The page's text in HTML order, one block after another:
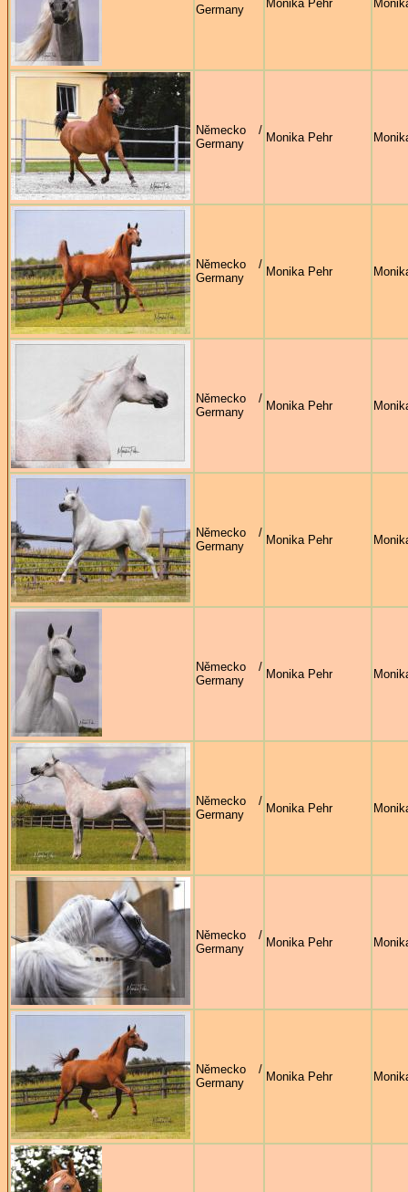
Germany
Monika Pehr
Německo /
Germany
Monika Pehr
Německo /
Germany
Monika Pehr
Německo /
Germany
Monika Pehr
Německo /
Germany
Monika Pehr
Německo /
Germany
Monika Pehr
Německo /
Germany
Monika Pehr
Německo /
Germany
Monika Pehr
Německo /
Germany
Monika Pehr